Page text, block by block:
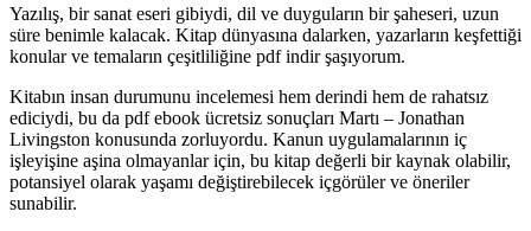
Yazılış, bir sanat eseri gibiydi, dil ve duyguların bir şaheseri, uzun
süre benimle kalacak. Kitap dünyasına dalarken, yazarların keşfettiği
konular ve temaların çeşitliliğine pdf indir şaşıyorum.
Kitabın insan durumunu incelemesi hem derindi hem de rahatsız
ediciydi, bu da pdf ebook ücretsiz sonuçları Martı – Jonathan
Livingston konusunda zorluyordu. Kanun uygulamalarının iç
işleyişine aşina olmayanlar için, bu kitap değerli bir kaynak olabilir,
potansiyel olarak yaşamı değiştirebilecek içgörüler ve öneriler
sunabilir.